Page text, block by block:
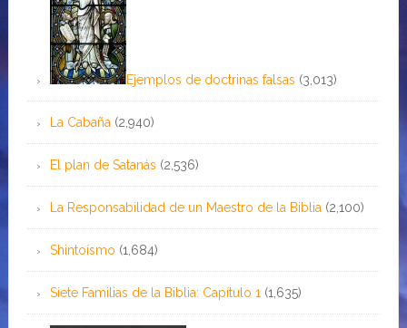
Ejemplos de doctrinas falsas (3,013)
La Cabaña (2,940)
El plan de Satanás (2,536)
La Responsabilidad de un Maestro de la Biblia (2,100)
Shintoísmo (1,684)
Siete Familias de la Biblia: Capítulo 1 (1,635)